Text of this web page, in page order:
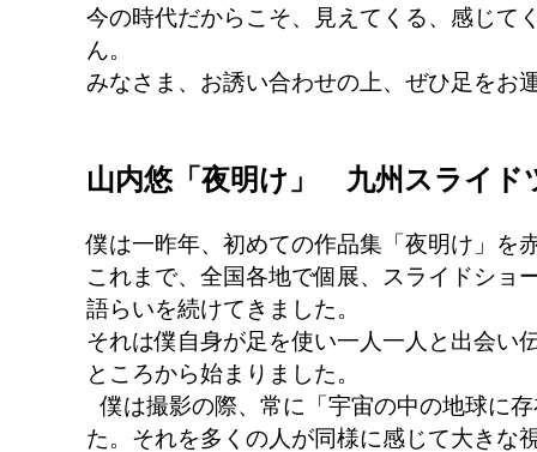
今の時代だからこそ、見えてくる、感じて
ん。
みなさま、お誘い合わせの上、ぜひ足をお
山内悠「夜明け」 九州スライド
僕は一昨年、初めての作品集「夜明け」
これまで、全国各地で個展、スライドショ
語らいを続けてきました。
それは僕自身が足を使い一人一人と出会い
ところから始まりました。
僕は撮影の際、常に「宇宙の中の地球に
た。それを多くの人が同様に感じて大きな